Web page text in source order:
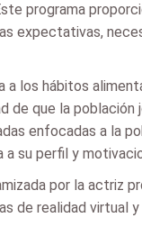
programa
expectativas,
los hábitos
que la población
enfocadas a la
su perfil y
por la actriz
de realidad virtual